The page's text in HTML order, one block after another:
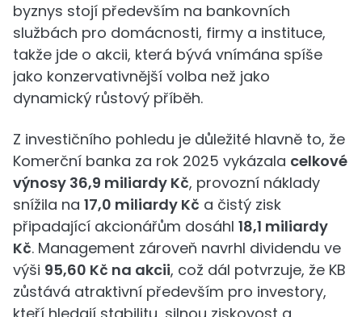
byznys stojí především na bankovních
službách pro domácnosti, firmy a instituce,
takže jde o akcii, která bývá vnímána spíše
jako konzervativnější volba než jako
dynamický růstový příběh.
Z investičního pohledu je důležité hlavně to, že
Komerční banka za rok 2025 vykázala celkové
výnosy 36,9 miliardy Kč, provozní náklady
snížila na 17,0 miliardy Kč a čistý zisk
připadající akcionářům dosáhl 18,1 miliardy
Kč. Management zároveň navrhl dividendu ve
výši 95,60 Kč na akcii, což dál potvrzuje, že KB
zůstává atraktivní především pro investory,